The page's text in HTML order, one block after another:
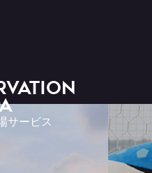
サービス